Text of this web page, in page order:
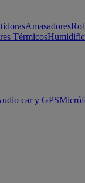
Amasadores
Térmicos
car y GPS